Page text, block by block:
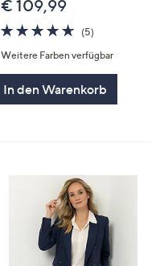
€ 109,99
4.6
von
5
(5)5
Weitere Farben verfügbar
In den Warenkorb